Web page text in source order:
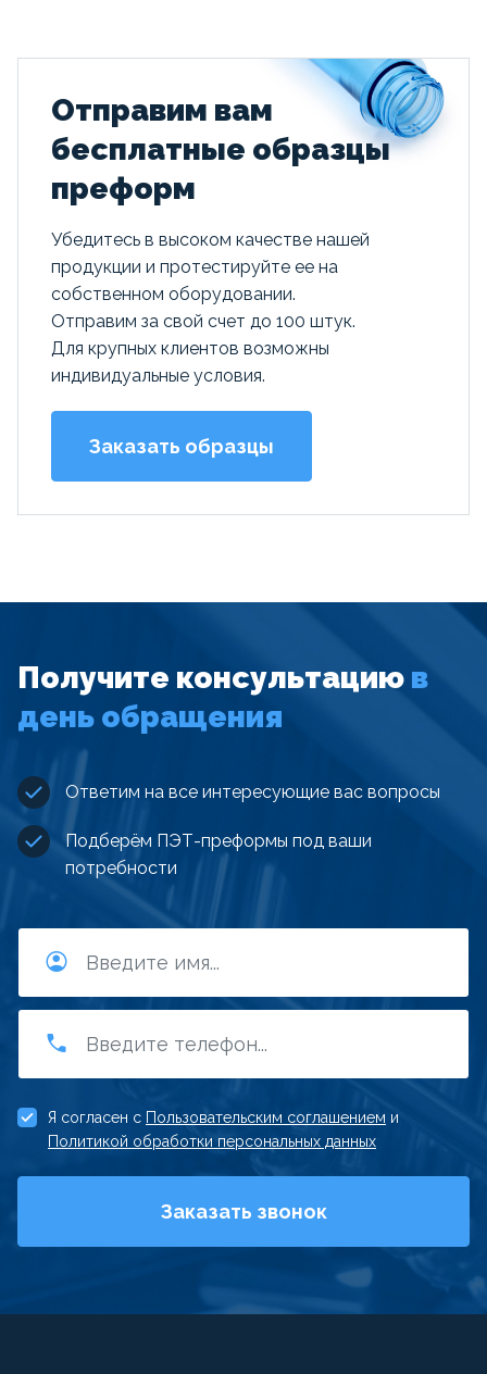
Отправим вам
бесплатные образцы
преформ
Убедитесь в высоком качестве нашей
продукции и протестируйте ее на
собственном оборудовании.
Отправим за свой счет до 100 штук.
Для крупных клиентов возможны
индивидуальные условия.
Заказать образцы
Получите консультацию в
день обращения
Ответим на все интересующие вас вопросы
Подберём ПЭТ-преформы под ваши
потребности
Я согласен с Пользовательским соглашением и
Политикой обработки персональных данных